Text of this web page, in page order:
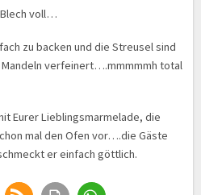
voll…
zu backen und die Streusel sind
verfeinert….mmmmmh total
Eurer Lieblingsmarmelade, die
mal den Ofen vor….die Gäste
er einfach göttlich.